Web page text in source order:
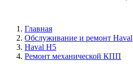
Главная
Обслуживание и ремонт Haval
Haval H5
Ремонт механической КПП